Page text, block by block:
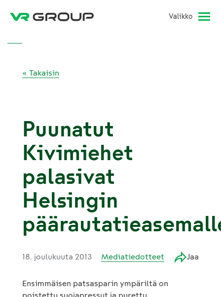
Valikko
« Takaisin
Puunatut
Kivimiehet
palasivat
Helsingin
18. joulukuuta 2013 Mediatiedotteet Jaa
Ensimmäisen patsasparin ympäriltä on